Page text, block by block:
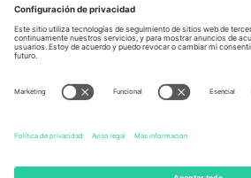
Mexico
Av Chapultepec 360, Roma
Norte, Cuauhtémoc, 06700
Ciudad de México, CDMX,
Mexico
La entidad jurídica del proveedor de la
información, consulte la página específica